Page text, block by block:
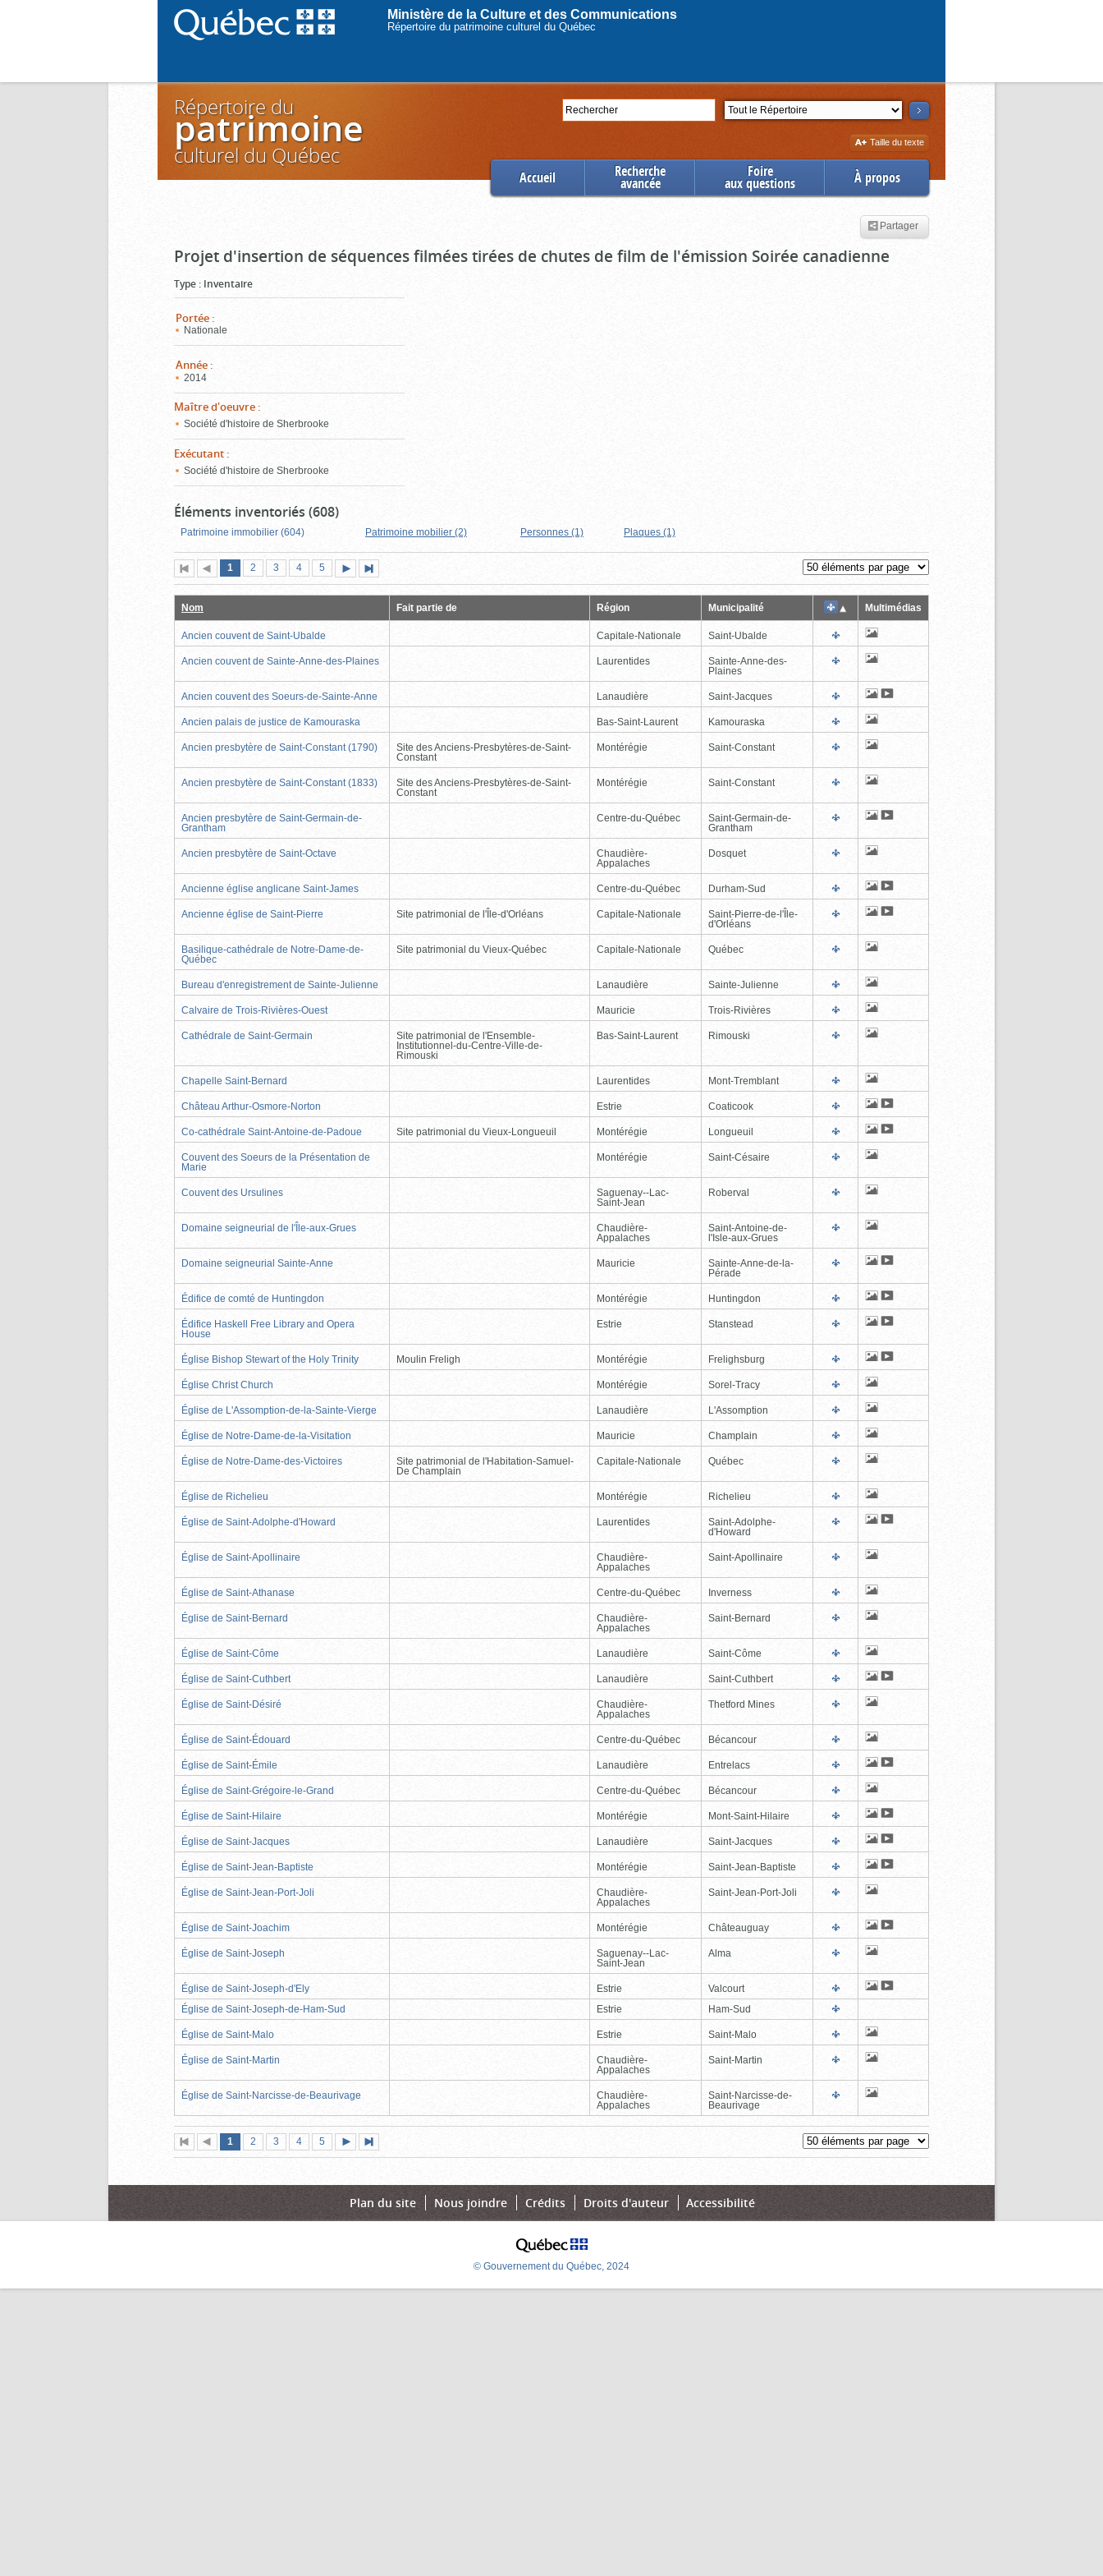
Ministère de la Culture et des Communications
Répertoire du patrimoine culturel du Québec
Rechercher Section
Augmenter
la
Taille du texte
Répertoire du
patrimoine
culturel du Québec
Accueil Recherche
avancée
Foire
aux questions À propos
Partager
Projet d'insertion de séquences filmées tirées de chutes de film de l'émission Soirée canadienne
Type : Inventaire
Portée :
Nationale
Année :
2014
Maître d'oeuvre :
Société d'histoire de Sherbrooke
Exécutant :
Société d'histoire de Sherbrooke
Éléments inventoriés (608)
Patrimoine immobilier (604) Patrimoine mobilier (2) Personnes (1) Plaques (1)
Première
page
Page
précédente
Page
1 (page
actuelle)
Page
2 Page
3 Page
4 Page
5
suivante
page
Nom Fait partie de Région Municipalité Multimédias
Ancien couvent de Saint-Ubalde Capitale-Nationale Saint-Ubalde
Ancien couvent de Sainte-Anne-des-Plaines Laurentides
Sainte-Anne-des-
Plaines
Ancien couvent des Soeurs-de-Sainte-Anne Lanaudière Saint-Jacques
Ancien palais de justice de Kamouraska Bas-Saint-Laurent Kamouraska
Ancien presbytère de Saint-Constant (1790)
Site des Anciens-Presbytères-de-Saint-
Constant
Montérégie Saint-Constant
Ancien presbytère de Saint-Constant (1833)
Site des Anciens-Presbytères-de-Saint-
Constant
Montérégie Saint-Constant
Ancien presbytère de Saint-Germain-de-
Grantham
Centre-du-Québec
Saint-Germain-de-
Grantham
Ancien presbytère de Saint-Octave
Chaudière-
Appalaches
Dosquet
Ancienne église anglicane Saint-James Centre-du-Québec Durham-Sud
Ancienne église de Saint-Pierre Site patrimonial de l'Île-d'Orléans Capitale-Nationale
Saint-Pierre-de-l'Île-
d'Orléans
Basilique-cathédrale de Notre-Dame-de-
Québec
Site patrimonial du Vieux-Québec Capitale-Nationale Québec
Bureau d'enregistrement de Sainte-Julienne Lanaudière Sainte-Julienne
Calvaire de Trois-Rivières-Ouest Mauricie Trois-Rivières
Cathédrale de Saint-Germain
Site patrimonial de l'Ensemble-
Institutionnel-du-Centre-Ville-de-
Rimouski
Bas-Saint-Laurent Rimouski
Chapelle Saint-Bernard Laurentides Mont-Tremblant
Château Arthur-Osmore-Norton Estrie Coaticook
Co-cathédrale Saint-Antoine-de-Padoue Site patrimonial du Vieux-Longueuil Montérégie Longueuil
Couvent des Soeurs de la Présentation de
Marie
Montérégie Saint-Césaire
Couvent des Ursulines
Saguenay--Lac-
Saint-Jean
Roberval
Domaine seigneurial de l'Île-aux-Grues
Chaudière-
Appalaches
Saint-Antoine-de-
l'Isle-aux-Grues
Domaine seigneurial Sainte-Anne Mauricie
Sainte-Anne-de-la-
Pérade
Édifice de comté de Huntingdon Montérégie Huntingdon
Édifice Haskell Free Library and Opera
House
Estrie Stanstead
Église Bishop Stewart of the Holy Trinity Moulin Freligh Montérégie Frelighsburg
Église Christ Church Montérégie Sorel-Tracy
Église de L'Assomption-de-la-Sainte-Vierge Lanaudière L'Assomption
Église de Notre-Dame-de-la-Visitation Mauricie Champlain
Église de Notre-Dame-des-Victoires
Site patrimonial de l'Habitation-Samuel-
De Champlain
Capitale-Nationale Québec
Église de Richelieu Montérégie Richelieu
Église de Saint-Adolphe-d'Howard Laurentides
Saint-Adolphe-
d'Howard
Église de Saint-Apollinaire
Chaudière-
Appalaches
Saint-Apollinaire
Église de Saint-Athanase Centre-du-Québec Inverness
Église de Saint-Bernard
Chaudière-
Appalaches
Saint-Bernard
Église de Saint-Côme Lanaudière Saint-Côme
Église de Saint-Cuthbert Lanaudière Saint-Cuthbert
Église de Saint-Désiré
Chaudière-
Appalaches
Thetford Mines
Église de Saint-Édouard Centre-du-Québec Bécancour
Église de Saint-Émile Lanaudière Entrelacs
Église de Saint-Grégoire-le-Grand Centre-du-Québec Bécancour
Église de Saint-Hilaire Montérégie Mont-Saint-Hilaire
Église de Saint-Jacques Lanaudière Saint-Jacques
Église de Saint-Jean-Baptiste Montérégie Saint-Jean-Baptiste
Église de Saint-Jean-Port-Joli
Chaudière-
Appalaches
Saint-Jean-Port-Joli
Église de Saint-Joachim Montérégie Châteauguay
Église de Saint-Joseph
Saguenay--Lac-
Saint-Jean
Alma
Église de Saint-Joseph-d'Ely Estrie
Valcourt
Église de Saint-Joseph-de-Ham-Sud
Estrie Ham-Sud
Église de Saint-Malo Estrie Saint-Malo
Église de Saint-Martin
Chaudière-
Appalaches
Saint-Martin
Église de Saint-Narcisse-de-Beaurivage
Chaudière-
Appalaches
Saint-Narcisse-de-
Beaurivage
Première
page
Page
précédente
Page
1 (page
actuelle)
Page
2 Page
3 Page
4 Page
5
suivante
page
Plan du site Nous joindre Crédits Droits d'auteur Accessibilité
© Gouvernement du Québec, 2024